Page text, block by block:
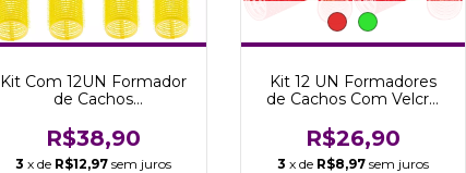
Kit Com 12UN Formador
de Cachos
Marco Boni
R$38,90
3 x de R$12,97 sem juros
Kit 12 UN Formadores
de Cachos Com Velcro
R$26,90
3 x de R$8,97 sem juros